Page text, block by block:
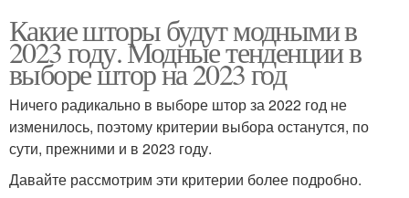
Какие шторы будут модными в
2023 году. Модные тенденции в
выборе штор на 2023 год
Ничего радикально в выборе штор за 2022 год не
изменилось, поэтому критерии выбора останутся, по
сути, прежними и в 2023 году.
Давайте рассмотрим эти критерии более подробно.